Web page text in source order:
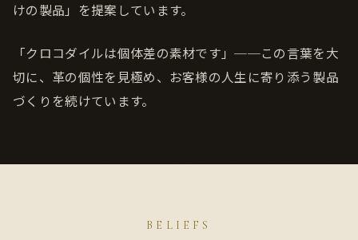
けの製品」を提案しています。
「クロコダイルは個体差の素材です」──この言葉を大
切に、革の個性を見極め、お客様の人生に寄り添う製品
づくりを続けています。
BELIEFS